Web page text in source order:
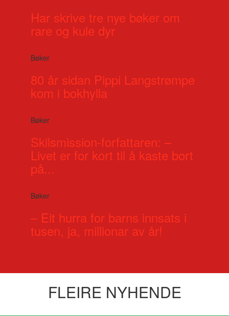
Har skrive tre nye bøker om
rare og kule dyr
Bøker
80 år sidan Pippi Langstrømpe
kom i bokhylla
Bøker
Skilsmission-forfattaren: –
Livet er for kort til å kaste bort
på...
Bøker
– Eit hurra for barns innsats i
tusen, ja, millionar av år!
FLEIRE NYHENDE